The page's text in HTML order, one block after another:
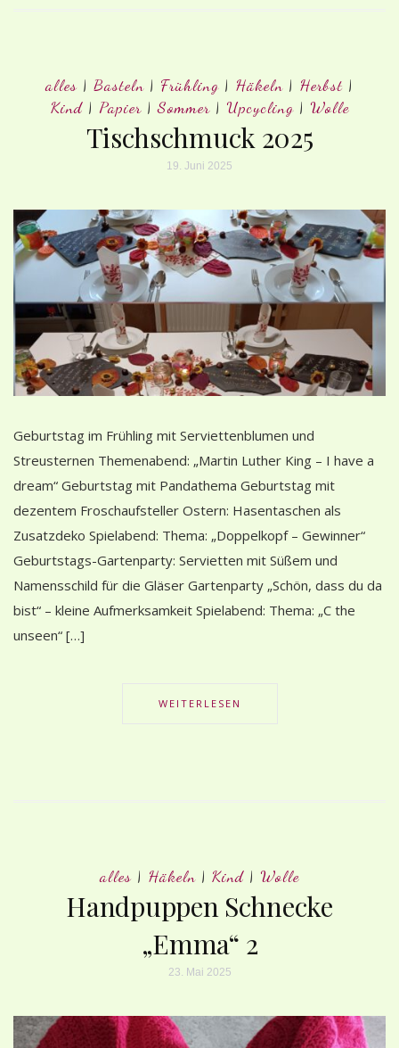
alles | Basteln | Frühling | Häkeln | Herbst |
Kind| Papier|Sommer| Upcycling| Wolle
Tischschmuck 2025
19. Juni 2025
Geburtstag im Frühling mit Serviettenblumen und
Streusternen Themenabend: „Martin Luther King – I have a
dream“ Geburtstag mit Pandathema Geburtstag mit
dezentem Froschaufsteller Ostern: Hasentaschen als
Zusatzdeko Spielabend: Thema: „Doppelkopf – Gewinner“
Geburtstags-Gartenparty: Servietten mit Süßem und
Namensschild für die Gläser Gartenparty „Schön, dass du da
bist“ – kleine Aufmerksamkeit Spielabend: Thema: „C the
unseen“ […]
WEITERLESEN
alles | Häkeln | Kind | Wolle
Handpuppen Schnecke
„Emma“ 2
23. Mai 2025